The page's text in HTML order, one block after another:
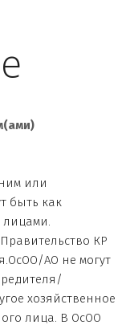
или
быть как
КР
АО не могут
хозяйственное
лица. В ОсОО